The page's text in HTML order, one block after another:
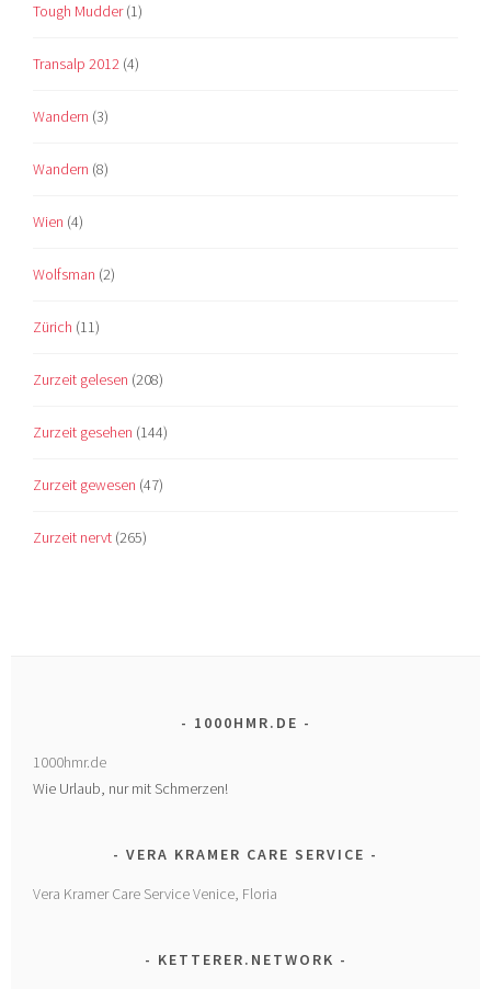
Tough Mudder(1)
Transalp 2012 (4)
Wandern (3)
Wandern (8)
Wien (4)
Wolfsman (2)
Zürich (11)
Zurzeit gelesen (208)
Zurzeit gesehen (144)
Zurzeit gewesen (47)
Zurzeit nervt (265)
1000HMR.DE
1000hmr.de
Wie Urlaub, nur mit Schmerzen!
VERA KRAMER CARE SERVICE
Vera Kramer Care Service Venice, Floria
KETTERER.NETWORK